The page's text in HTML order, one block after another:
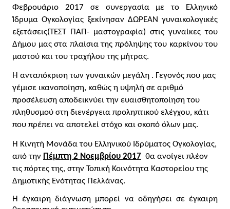
Φεβρουάριο 2017 σε συνεργασία με το Ελληνικό
Ίδρυμα Ογκολογίας ξεκίνησαν ΔΩΡΕΑΝ γυναικολογικές
εξετάσεις(ΤΕΣΤ ΠΑΠ- μαστογραφία) στις γυναίκες του
Δήμου μας στα πλαίσια της πρόληψης του καρκίνου του
μαστού και του τραχήλου της μήτρας.
Η ανταπόκριση των γυναικών μεγάλη . Γεγονός που μας
γέμισε ικανοποίηση, καθώς η υψηλή σε αριθμό
προσέλευση αποδεικνύει την ευαισθητοποίηση του
πληθυσμού στη διενέργεια προληπτικού ελέγχου, κάτι
που πρέπει να αποτελεί στόχο και σκοπό όλων μας.
Η Κινητή Μονάδα του Ελληνικού Ιδρύματος Ογκολογίας,
από την Πέμπτη 2 Νοεμβρίου 2017 θα ανοίγει πλέον
τις πόρτες της, στην Τοπική Κοινότητα Καστορείου της
Δημοτικής Ενότητας Πελλάνας.
Η έγκαιρη διάγνωση μπορεί να οδηγήσει σε έγκαιρη